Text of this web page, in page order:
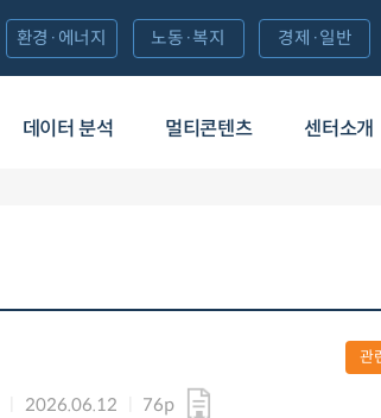
데이터 분석 멀티콘텐츠 센터소개
환경·에너지 노동·복지 경제·일반
2026.06.12 76p
관